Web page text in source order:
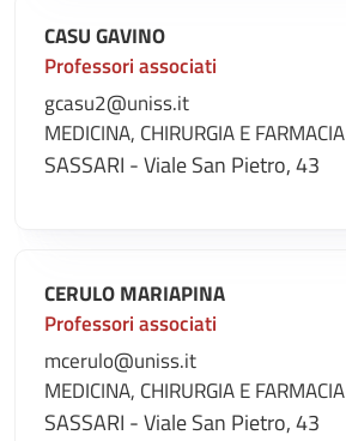
CASU GAVINO
Professori associati
gcasu2@uniss.it
MEDICINA, CHIRURGIA E FARMACIA
SASSARI - Viale San Pietro, 43
CERULO MARIAPINA
Professori associati
mcerulo@uniss.it
MEDICINA, CHIRURGIA E FARMACIA
SASSARI - Viale San Pietro, 43